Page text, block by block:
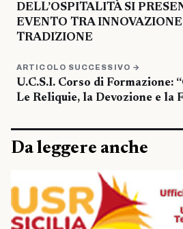
DELL’OSPITALITÀ SI
EVENTO TRA
TRADIZIONE
ARTICOLO SUCCESSIVO →
U.C.S.I. Corso di Formazione:
Le Reliquie, la Devozione e la
Da leggere anche